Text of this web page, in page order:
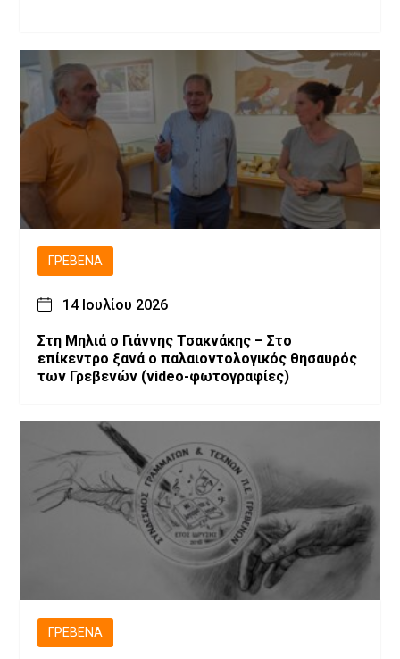
ΓΡΕΒΕΝΆ
14 Ιουλίου 2026
Στη Μηλιά ο Γιάννης Τσακνάκης – Στο
επίκεντρο ξανά ο παλαιοντολογικός θησαυρός
των Γρεβενών (video-φωτογραφίες)
ΓΡΕΒΕΝΆ